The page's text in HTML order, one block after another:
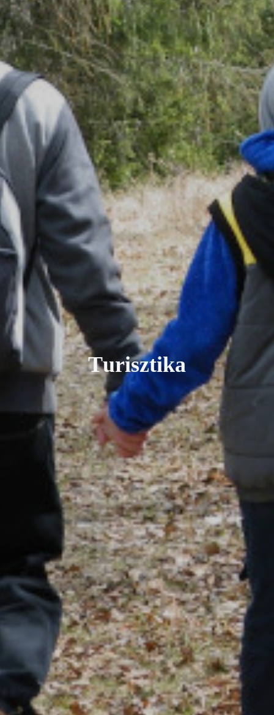
Turisztika